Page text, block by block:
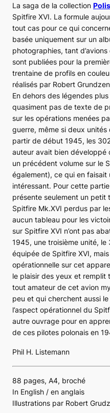
La saga de la collection
Spitfire XVI. La formule
tout cas pour ce qui
basée uniquement sur un
photographies, tant
sont publiées pour la
trentaine de profils en
réalisés par Robert
En dehors des légendes
quasiment pas de texte de
sur les opérations menées
guerre, même si deux
partir de début 1945, les
auteur avait bien développé
un précédent volume sur le
également), ce qui en
intéressant. Pour cette
présente seulement un petit
Spitfire Mk.XVI perdus par
aucun tableau pour les
sur Spitfire XVI n’ont pas
1945, une troisième unité, le
équipée de Spitfire XVI,
opérationnelle sur cet
le plaisir des yeux et remplit
tout amateur de cet avion
peu et qui cherchent aussi
l’aspect opérationnel du
autre ouvrage pour en
de ces pilotes polonais en
Phil H. Listemann
88 pages, A4, broché
In English / en anglais
Illustrations par Robert